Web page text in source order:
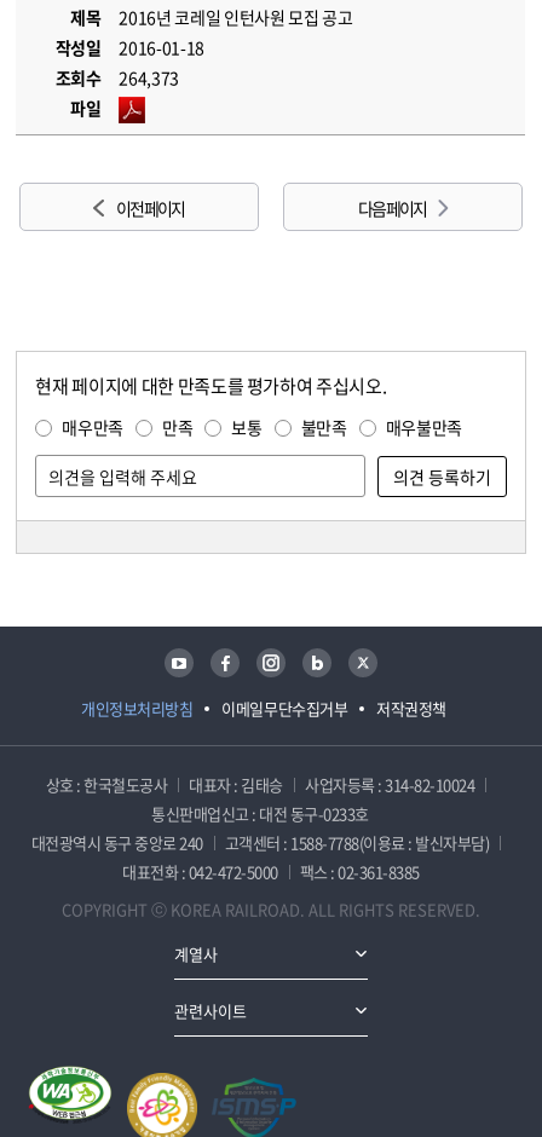
제목
2016년 코레일 인턴사원 모집 공고
작성일
2016-01-18
조회수
264,373
파일
이전 페이지 다음 페이지
현재 페이지에 대한 만족도를 평가하여 주십시오.
매우만족 만족 보통 불만족 매우불만족
개인정보처리방침 이메일무단수집거부 저작권정책
유튜브 페이스북 인스타그램 블로그 트위터
상호 : 한국철도공사 대표자 : 김태승
사업자등록 : 314-82-10024
통신판매업신고 : 대전 동구-0233호
대전광역시 동구 중앙로 240
고객센터 : 1588-7788(이용료 : 발신자부담)
대표전화 : 042-472-5000
팩스 : 02-361-8385
COPYRIGHT ⓒ KOREA RAILROAD. ALL RIGHTS RESERVED.
계열사
관련사이트